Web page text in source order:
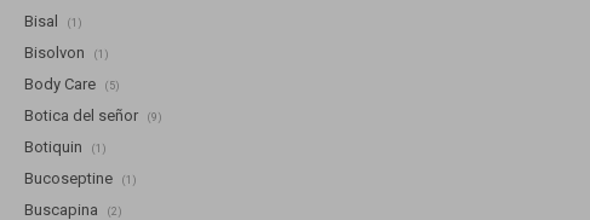
Bisal (1)
Bisolvon (1)
Body Care (5)
Botica del señor (9)
Botiquin (1)
Bucoseptine (1)
Buscapina (2)